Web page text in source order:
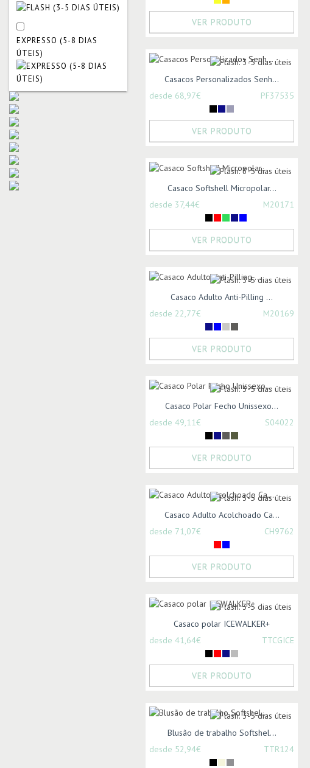
EXPRESSO (5-8 DIAS
ÚTEIS)
VER PRODUTO
Casacos Personalizados Senh...
desde 68,97€
PF37535
VER PRODUTO
Casaco Softshell Micropolar...
desde 37,44€
M20171
VER PRODUTO
Casaco Adulto Anti-Pilling ...
desde 22,77€
M20169
VER PRODUTO
Casaco Polar Fecho Unissexo...
desde 49,11€
S04022
VER PRODUTO
Casaco Adulto Acolchoado Ca...
desde 71,07€
CH9762
VER PRODUTO
Casaco polar ICEWALKER+
desde 41,64€
TTCGICE
VER PRODUTO
Blusão de trabalho Softshel...
desde 52,94€
TTR124